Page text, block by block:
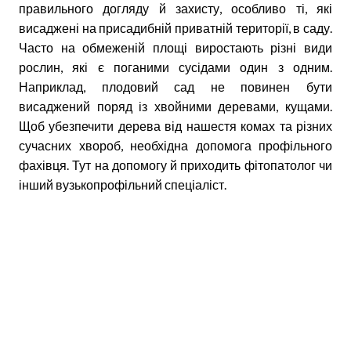
правильного догляду й захисту, особливо ті, які
висаджені на присадибній приватній території, в саду.
Часто на обмеженій площі виростають різні види
рослин, які є поганими сусідами один з одним.
Наприклад, плодовий сад не повинен бути
висаджений поряд із хвойними деревами, кущами.
Щоб убезпечити дерева від нашестя комах та різних
сучасних хвороб, необхідна допомога профільного
фахівця. Тут на допомогу й приходить фітопатолог чи
інший вузькопрофільний спеціаліст.